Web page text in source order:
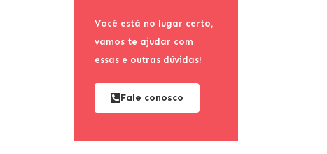
Você está no lugar certo,
vamos te ajudar com
essas e outras dúvidas!
Fale conosco